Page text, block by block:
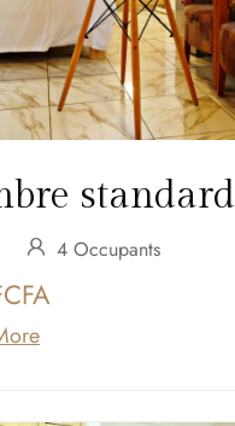
standard
4 Occupants